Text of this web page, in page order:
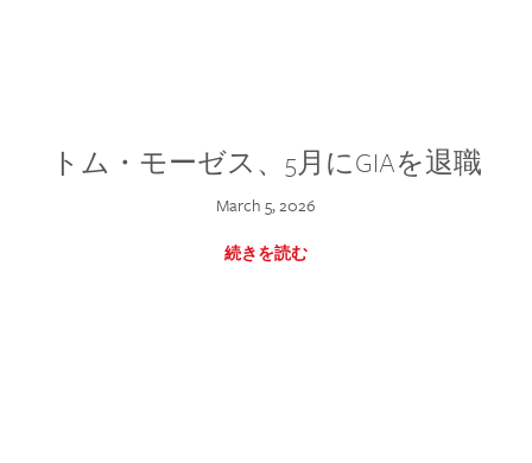
トム・モーゼス、5月にGIAを退職
March 5, 2026
続きを読む